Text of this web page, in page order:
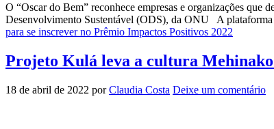
O “Oscar do Bem” reconhece empresas e organizações
Desenvolvimento Sustentável (ODS), da ONU A plataforma
para se inscrever no Prêmio Impactos Positivos 2022
Projeto Kulá leva a cultura
18 de abril de 2022 porClaudia Costa Deixe um comentário